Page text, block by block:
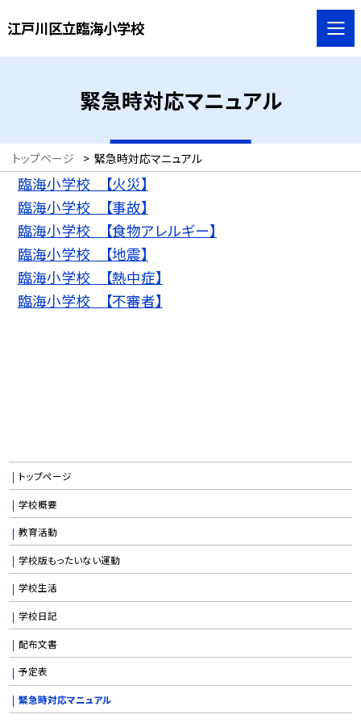
江戸川区立臨海小学校
緊急時対応マニュアル
トップページ > 緊急時対応マニュアル
臨海小学校 【火災】
臨海小学校 【事故】
臨海小学校 【食物アレルギー】
臨海小学校 【地震】
臨海小学校 【熱中症】
臨海小学校 【不審者】
トップページ
学校概要
教育活動
学校版もったいない運動
学校生活
学校日記
配布文書
予定表
緊急時対応マニュアル